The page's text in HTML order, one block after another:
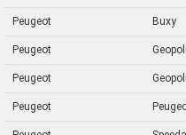
Peugeot Buxy
Peugeot
Peugeot
Peugeot